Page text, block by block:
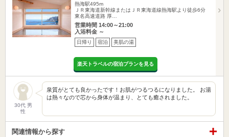
熱海駅495m
ＪＲ東海道新幹線またはＪＲ東海道線熱海駅より徒歩6分
東名高速道路 厚…
営業時間 14:00～21:00
入浴料金 ～
日帰り 宿泊 美肌の湯
楽天トラベルの宿泊プランを見る
30代 男
性
泉質がとても良かったです！お肌がつるつるになりました。 お湯
は熱々なので芯から身体が温まり、とても癒されました。
関連情報から探す